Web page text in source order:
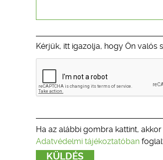
Kérjük, itt igazolja, hogy Ön valós
Ha az alábbi gombra kattint,
Adatvédelmi tájékoztatóban